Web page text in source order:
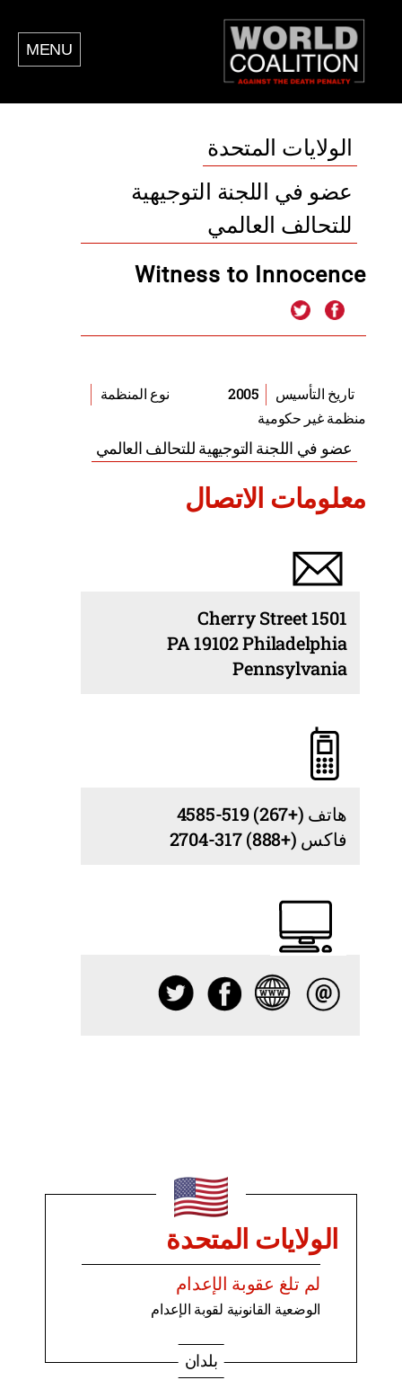
MENU
الولايات المتحدة
عضو في اللجنة التوجيهية
للتحالف العالمي
Witness to Innocence
تاريخ التأسيس نوع المنظمة
منظمة غير حكومية
عضو في اللجنة التوجيهية للتحالف العالمي
معلومات الاتصال
1501 Cherry Street
PA 19102 Philadelphia
Pennsylvania
هاتف (+267) 519-4585
فاكس (+888) 317-2704
الولايات المتحدة
لم تلغ عقوبة الإعدام
الوضعية القانونية لقوبة الإعدام
بلدان